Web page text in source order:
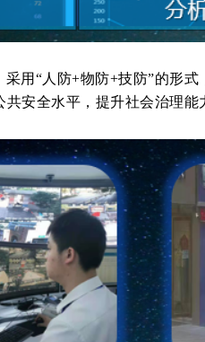
采用“人防+物防+技防”的形
安全水平，提升社会治理能